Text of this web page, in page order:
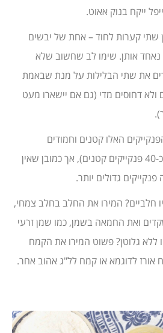
ייקח בנוק אאוט.
שתי קערות לחוד – אחת של יבשים
נאחד אותן. שימו לב שחשוב שלא
את שתי הבלילות על מנת שבאמת
ולא דחוסים מדי (גם אם יישארו מעט
האלו קטנים וחמודים
(מהמתכון הזה מתקבלים כ-40 פנקייקים קטנים), אך כמובן שאין
גדולים יותר.
חלביים? המירו את החלב בחלב צמחי,
ואת החמאה בשמן, כמו שמן זרעי
ללא גלוטן? פשוט המירו את הקמח
אורז לדוגמא או קמח לל"ג אהוב אחר.